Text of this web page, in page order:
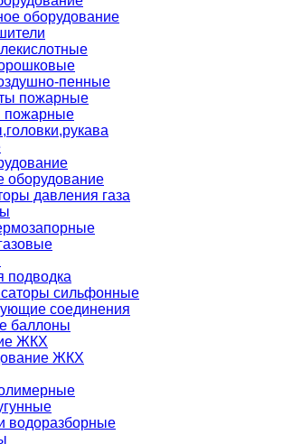
оборудование
пенные
пожарные
оборудование
давления газа
подводка
сильфонные
соединения
баллоны
ЖКХ
ЖКХ
водоразборные